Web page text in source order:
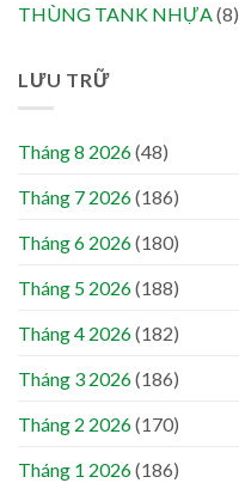
THÙNG TANK NHỰA (8)
LƯU TRỮ
Tháng 8 2026(48)
Tháng 7 2026(186)
Tháng 6 2026(180)
Tháng 5 2026(188)
Tháng 4 2026(182)
Tháng 3 2026(186)
Tháng 2 2026(170)
Tháng 1 2026(186)